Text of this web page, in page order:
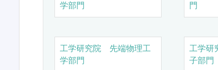
学部門
門
工学研究院 先端物理工
学部門
工学研
子部門